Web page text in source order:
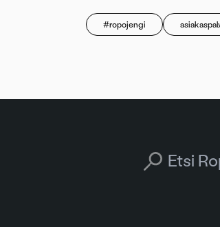
#ropojengi
Search for: